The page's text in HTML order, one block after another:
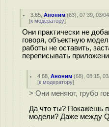
3.65 ,Аноним (63), 07:39, 03/
[к модератору]
Они практически не
говоря, объектную
работы не оставить,
переписывать
4.68 ,Аноним (68), 08:15,
[к модератору]
> Они меняют, грубо
Да что ты? Покажешь
модели? Даже между